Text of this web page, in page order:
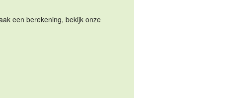
een berekening, bekijk onze